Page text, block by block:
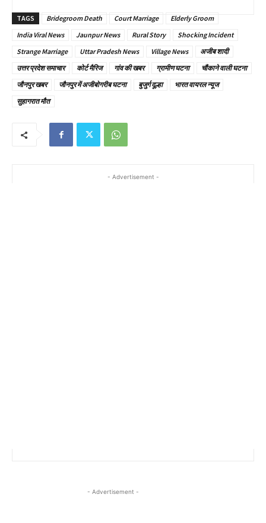
TAGS Bridegroom Death Court Marriage
Elderly Groom
India Viral News
Jaunpur News Rural Story
Shocking Incident
Strange Marriage
Uttar Pradesh News Village News
अजीब शादी
उत्तर प्रदेश समाचार
कोर्ट मैरिज गांव की खबर ग्रामीण घटना
चौंकाने वाली घटना
जौनपुर खबर
जौनपुर में अजीबोगरीब घटना बुजुर्ग दूल्हा
भारत वायरल न्यूज
सुहागरात मौत
- Advertisement -
- Advertisement -